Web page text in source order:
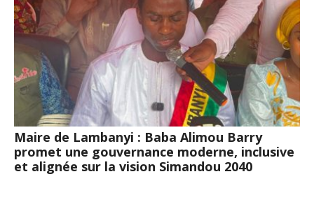
Maire de Lambanyi : Baba Alimou Barry
promet une gouvernance moderne, inclusive
et alignée sur la vision Simandou 2040